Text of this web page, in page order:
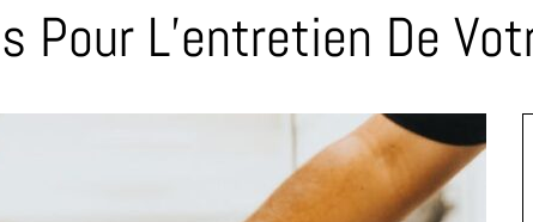
Pour L’entretien De